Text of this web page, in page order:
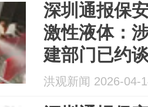
深圳通报保
激性液体：
建部门已约
立即采取整
开致歉
洪观新闻 2026-04-